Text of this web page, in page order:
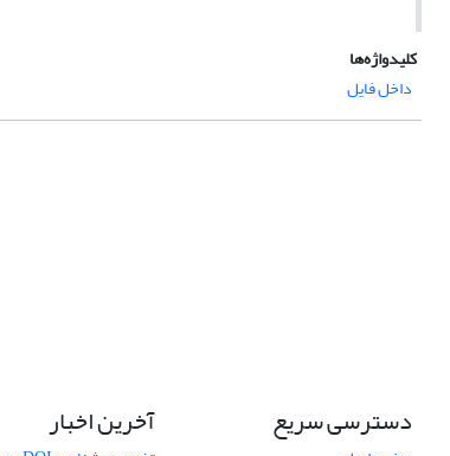
کلیدواژه‌ها
داخل فایل
دسترسی سریع آخرین اخبار